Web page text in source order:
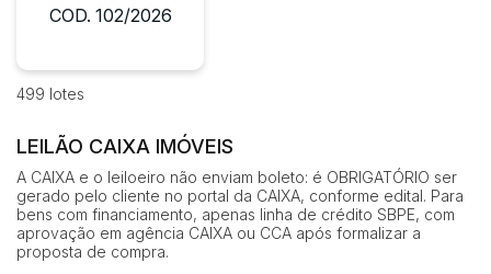
Imóveis
Veículos
Carros
Utilitário
Bairro
Judiciais Extrajudiciais
Faixa de valor
R$ até R$
COD. 102/2026
499 lotes
LEILÃO CAIXA IMÓVEIS
A CAIXA e o leiloeiro não enviam boleto: é OBRIGATÓRIO ser
gerado pelo cliente no portal da CAIXA, conforme edital. Para
bens com financiamento, apenas linha de crédito SBPE, com
aprovação em agência CAIXA ou CCA após formalizar a
proposta de compra.